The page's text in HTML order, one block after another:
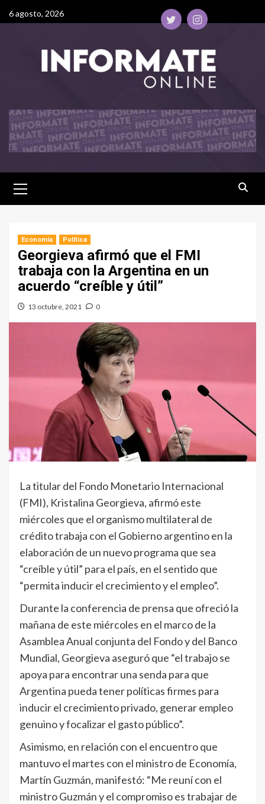
6 agosto, 2026
Economía Política
Georgieva afirmó que el FMI
trabaja con la Argentina en un
acuerdo “creíble y útil”
13 octubre, 2021 0
La titular del Fondo Monetario Internacional
(FMI), Kristalina Georgieva, afirmó este
miércoles que el organismo multilateral de
crédito trabaja con el Gobierno argentino en la
elaboración de un nuevo programa que sea
“creíble y útil” para el país, en el sentido que
“permita inducir el crecimiento y el empleo”.
Durante la conferencia de prensa que ofreció la
mañana de este miércoles en el marco de la
Asamblea Anual conjunta del Fondo y del Banco
Mundial, Georgieva aseguró que “el trabajo se
apoya para encontrar una senda para que
Argentina pueda tener políticas firmes para
inducir el crecimiento privado, generar empleo
genuino y focalizar el gasto público”.
Asimismo, en relación con el encuentro que
mantuvo el martes con el ministro de Economía,
Martín Guzmán, manifestó: “Me reuní con el
ministro Guzmán y el compromiso es trabajar de